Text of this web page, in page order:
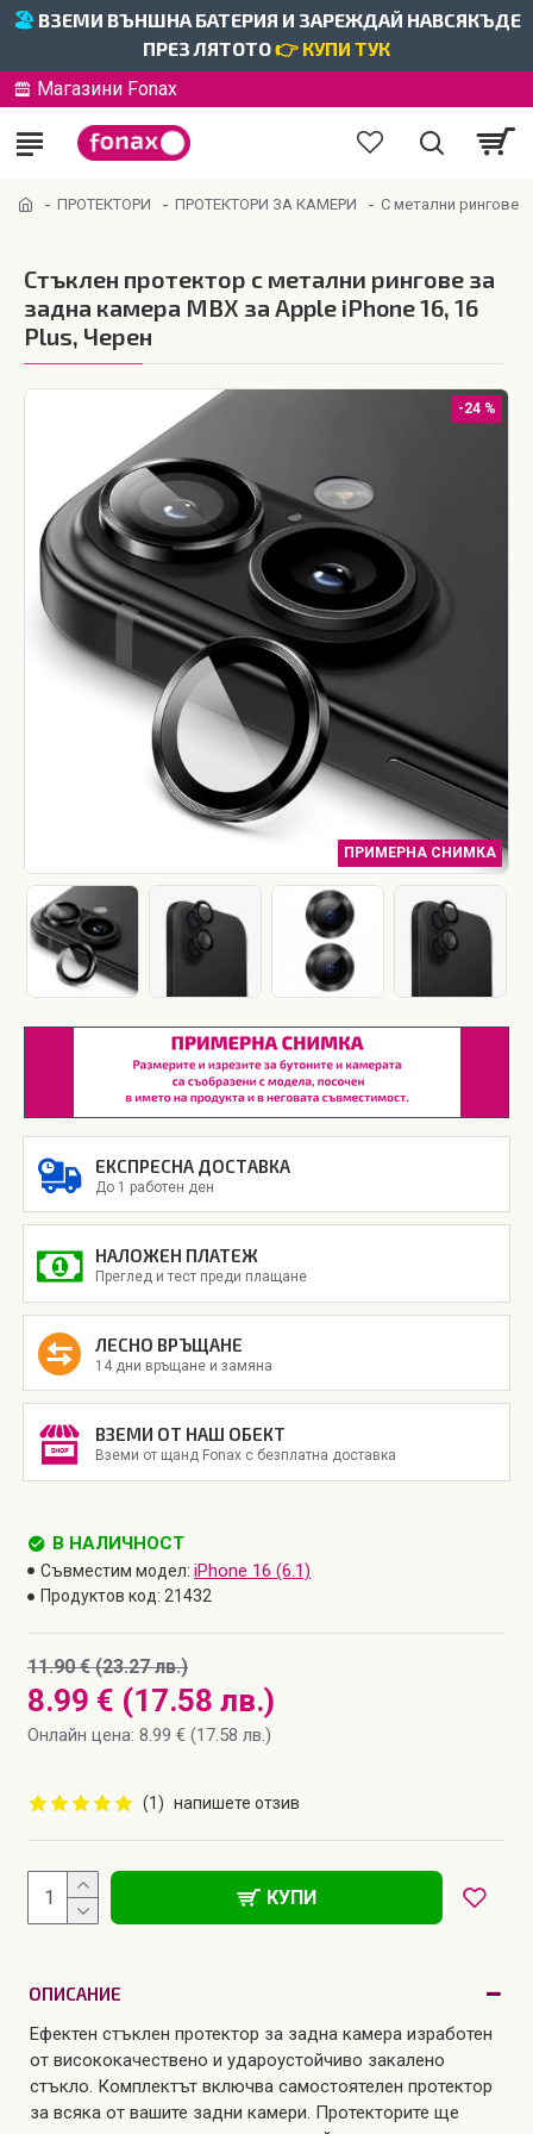
🏖️ ВЗЕМИ ВЪНШНА БАТЕРИЯ И ЗАРЕЖДАЙ НАВСЯКЪДЕ
ПРЕЗ ЛЯТОТО👉 КУПИ ТУК
Магазини Fonax
ПРОТЕКТОРИ ПРОТЕКТОРИ ЗА КАМЕРИ С метални рингове
Стъклен протектор с метални рингове за
задна камера MBX за Apple iPhone 16, 16
Plus, Черен
ПРИМЕРНА СНИМКА
-24 %
ЕКСПРЕСНА ДОСТАВКА
До 1 работен ден
НАЛОЖЕН ПЛАТЕЖ
Преглед и тест преди плащане
ЛЕСНО ВРЪЩАНЕ
14 дни връщане и замяна
ВЗЕМИ ОТ НАШ ОБЕКТ
Вземи от щанд Fonax с безплатна доставка
(1) напишете отзив
8.99 € (17.58 лв.)
11.90 € (23.27 лв.)
Онлайн цена: 8.99 € (17.58 лв.)
В НАЛИЧНОСТ
Съвместим модел: iPhone 16 (6.1)
Продуктов код: 21432
КУПИ
ОПИСАНИЕ
Ефектен стъклен протектор за задна камера изработен
от висококачествено и удароустойчиво закалено
стъкло. Комплектът включва самостоятелен протектор
за всяка от вашите задни камери. Протекторите ще